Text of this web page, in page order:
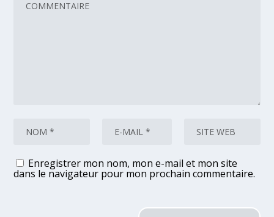
Enregistrer mon nom, mon e-mail et mon site
dans le navigateur pour mon prochain commentaire.